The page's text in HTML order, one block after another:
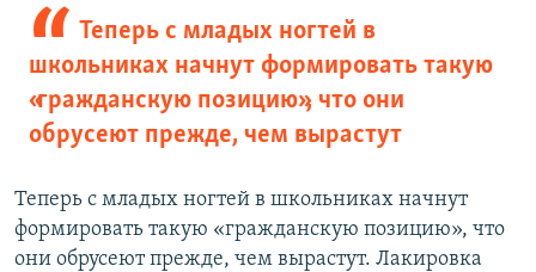
Теперь с младых ногтей в
школьниках начнут формировать такую
«гражданскую позицию», что они
обрусеют прежде, чем вырастут
Теперь с младых ногтей в школьниках начнут
формировать такую «гражданскую позицию», что
они обрусеют прежде, чем вырастут. Лакировка